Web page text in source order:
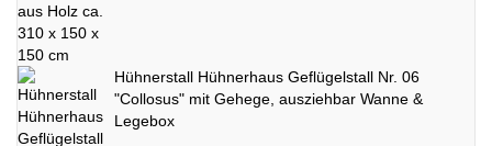
Hühnerstall Hühnerhaus Geflügelstall Nr. 06
"Collosus" mit Gehege, ausziehbar Wanne &
Legebox